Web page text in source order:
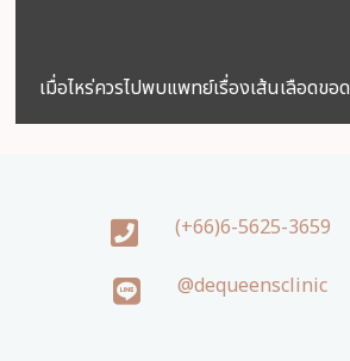
เมื่อไหร่ควรไปพบแพทย์เรื่องเส้นเลือดขอด
(+66)6-5625-3659
@dequeensclinic